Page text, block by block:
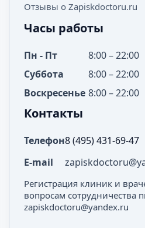
Отзывы о Zapiskdoctoru.ru
Часы работы
Пн - Пт
8:00 – 22:00
Суббота
8:00 – 22:00
Воскресенье 8:00 – 22:00
Контакты
Телефон8 (495) 431-69-47
E-mail
Регистрация клиник и
вопросам сотрудничества
zapiskdoctoru@yandex.ru